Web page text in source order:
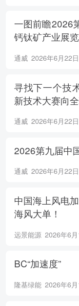
一图前瞻2026
钙钛矿产业展
通威 2026年6月22日
寻找下一个技
新技术大赛向
通威 2026年6月22日
2026第九届中
通威 2026年6月22日
中国海上风电
海风大单！
远景能源 2026年6
BC“加速度”
隆基绿能 2026年6